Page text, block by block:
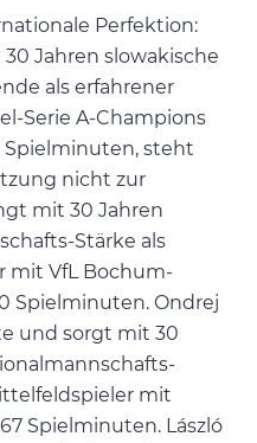
Perfektion:
Jahren slowakische
als erfahrener
Serie A-Champions
Spielminuten, steht
nicht zur
mit 30 Jahren
Stärke als
mit VfL Bochum-
Spielminuten. Ondrej
und sorgt mit 30
mit
Spielminuten. László